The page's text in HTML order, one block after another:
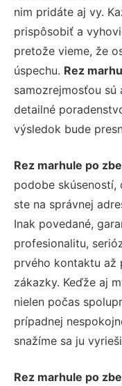
nim pridáte aj vy.
prispôsobiť a
pretože vieme, že
úspechu. Rez
samozrejmosťou
detailné
výsledok bude
Rez marhule po
podobe
ste na správnej
Inak povedané,
profesionalitu,
prvého kontaktu až
zákazky. Keďže aj
nielen počas
prípadnej
snažíme sa ju
Rez marhule po